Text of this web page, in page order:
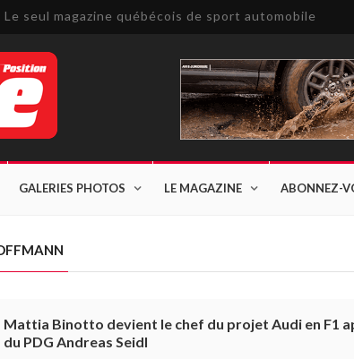
seul magazine québécois de sport automobile
GALERIES PHOTOS LE MAGAZINE ABONNEZ-
Mattia Binotto devient le chef du projet Audi en F1
du PDG Andreas Seidl